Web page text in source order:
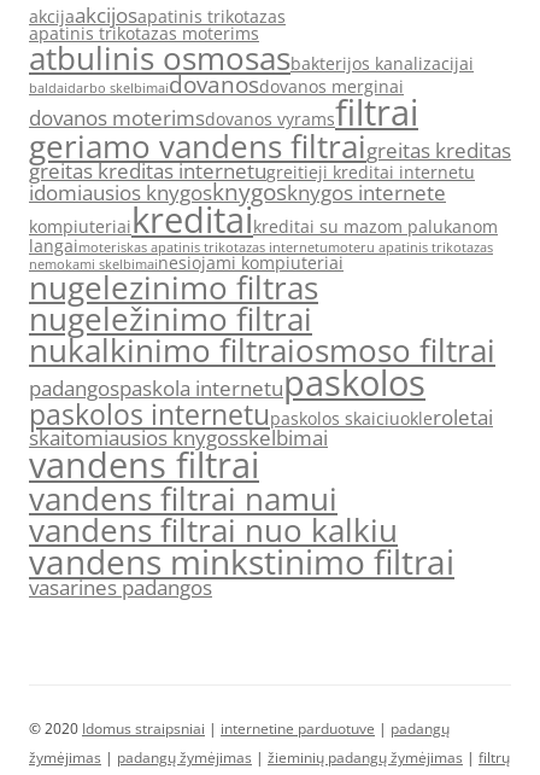
akcijaakcijosapatinis trikotazas
apatinis trikotazas moterims
atbulinis osmosasbakterijos kanalizacijai
baldaidarbo skelbimaidovanosdovanos merginai
dovanos moterimsdovanos vyramsfiltrai
geriamo vandens filtraigreitas kreditas
greitas kreditas internetugreitieji kreditai internetu
idomiausios knygosknygosknygos internete
kompiuteriaikreditaikreditai su mazom palukanom
langaimoteriskas apatinis trikotazas internetumoteru apatinis trikotazas
nemokami skelbimainesiojami kompiuteriai
nugelezinimo filtras
nugeležinimo filtrai
nukalkinimo filtraiosmoso filtrai
padangospaskola internetupaskolos
paskolos internetupaskolos skaiciuokleroletai
skaitomiausios knygosskelbimai
vandens filtrai
vandens filtrai namui
vandens filtrai nuo kalkiu
vandens minkstinimo filtrai
vasarines padangos
© 2020 Idomus straipsniai | internetine parduotuve | padangų
žymėjimas | padangų žymėjimas | žieminių padangų žymėjimas | filtrų